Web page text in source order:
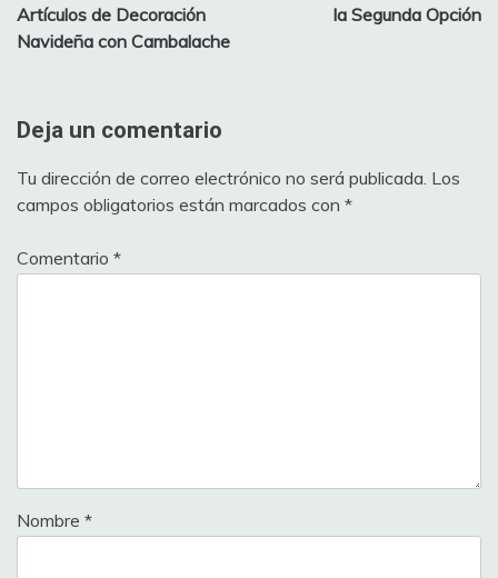
entradas
Artículos de Decoración
Navideña con Cambalache
la Segunda Opción
Deja un comentario
Tu dirección de correo electrónico no será publicada. Los
campos obligatorios están marcados con *
Comentario *
Nombre *